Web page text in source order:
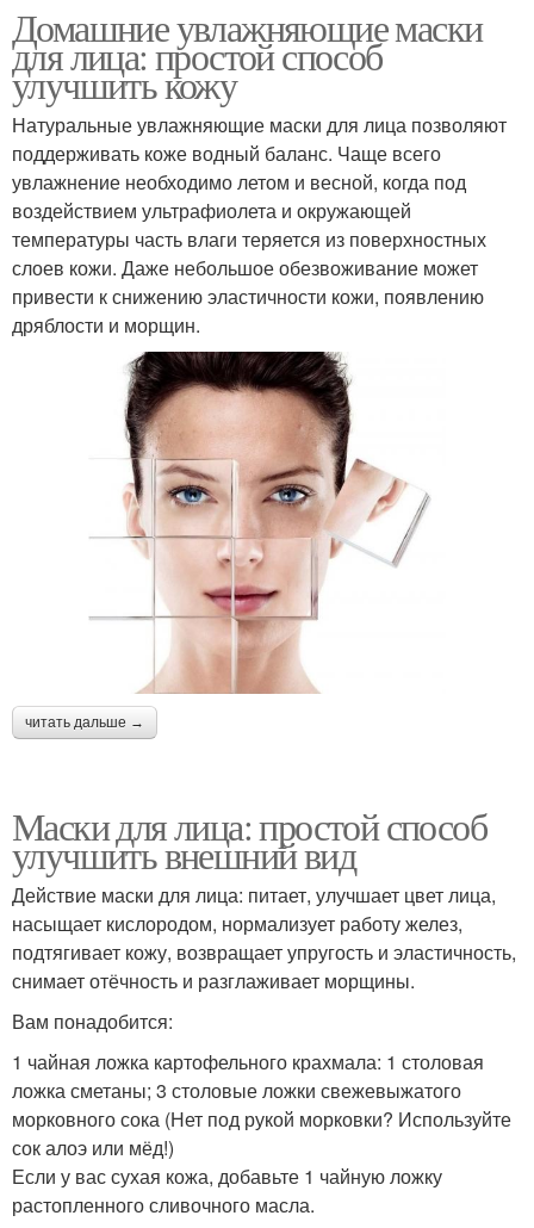
Домашние увлажняющие маски
для лица: простой способ
улучшить кожу
Натуральные увлажняющие маски для лица позволяют
поддерживать коже водный баланс. Чаще всего
увлажнение необходимо летом и весной, когда под
воздействием ультрафиолета и окружающей
температуры часть влаги теряется из поверхностных
слоев кожи. Даже небольшое обезвоживание может
привести к снижению эластичности кожи, появлению
дряблости и морщин.
читать дальше →
Маски для лица: простой способ
улучшить внешний вид
Действие маски для лица: питает, улучшает цвет лица,
насыщает кислородом, нормализует работу желез,
подтягивает кожу, возвращает упругость и эластичность,
снимает отёчность и разглаживает морщины.
Вам понадобится:
1 чайная ложка картофельного крахмала: 1 столовая
ложка сметаны; 3 столовые ложки свежевыжатого
морковного сока (Нет под рукой морковки? Используйте
сок алоэ или мёд!)
Если у вас сухая кожа, добавьте 1 чайную ложку
растопленного сливочного масла.